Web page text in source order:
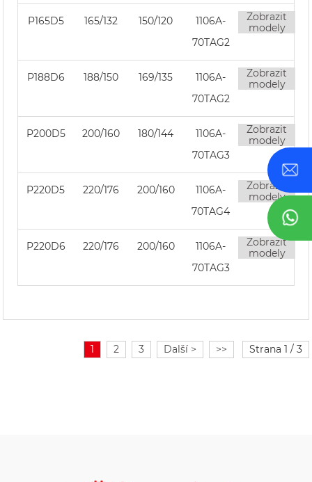
P165D5 165/132 150/120
1106A-
70TAG2
Zobrazit
modely
P188D6 188/150 169/135
1106A-
70TAG2
Zobrazit
modely
P200D5 200/160 180/144
1106A-
70TAG3
Zobrazit
modely
P220D5 220/176 200/160
1106A-
70TAG4
Zobrazit
modely
P220D6 220/176 200/160
1106A-
70TAG3
Zobrazit
modely
1 2 3 Další > >> Strana 1 / 3